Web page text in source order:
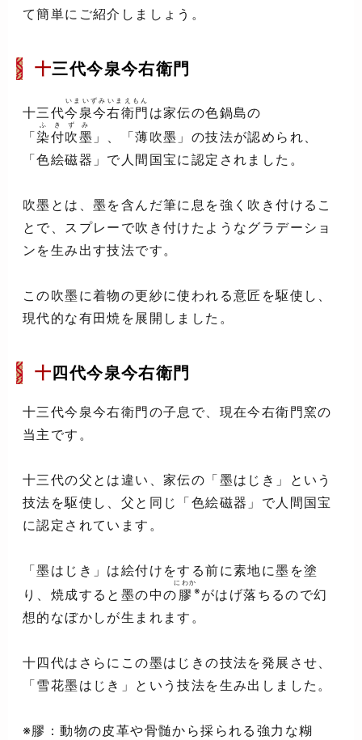
て簡単にご紹介しましょう。
十三代今泉今右衛門
十三代今泉今右衛門
いまいずみいまえもん
は家伝の色鍋島の
「染付吹墨
ふきずみ
」、「薄吹墨」の技法が認められ、
「色絵磁器」で人間国宝に認定されました。
吹墨とは、墨を含んだ筆に息を強く吹き付けるこ
とで、スプレーで吹き付けたようなグラデーショ
ンを生み出す技法です。
この吹墨に着物の更紗に使われる意匠を駆使し、
現代的な有田焼を展開しました。
十四代今泉今右衛門
十三代今泉今右衛門の子息で、現在今右衛門窯の
当主です。
十三代の父とは違い、家伝の「墨はじき」という
技法を駆使し、父と同じ「色絵磁器」で人間国宝
に認定されています。
「墨はじき」は絵付けをする前に素地に墨を塗
り、焼成すると墨の中の 膠
にわか
※ がはげ落ちるので幻
想的なぼかしが生まれます。
十四代はさらにこの墨はじきの技法を発展させ、
「雪花墨はじき」という技法を生み出しました。
※膠：動物の皮革や骨髄から採られる強力な糊